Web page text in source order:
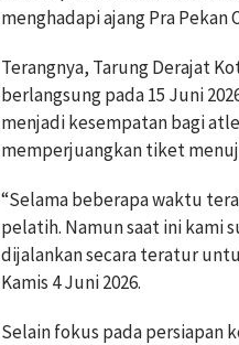
menghadapi ajang Pra Pekan
Terangnya, Tarung Derajat
berlangsung pada 15 Juni
menjadi kesempatan bagi
memperjuangkan tiket
“Selama beberapa waktu
pelatih. Namun saat ini kami
dijalankan secara teratur
Kamis 4 Juni 2026.
Selain fokus pada persiapan